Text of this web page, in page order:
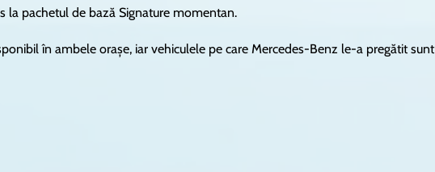
la pachetul de bază Signature momentan.
în ambele orașe, iar vehiculele pe care Mercedes-Benz le-a pregătit sunt